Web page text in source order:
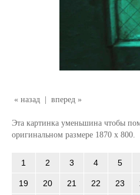
« назад вперед »
Эта картинка уменьшина чтобы
оригинальном размере 1870 x 800.
1 2 3 4 5
19 20 21 22 23